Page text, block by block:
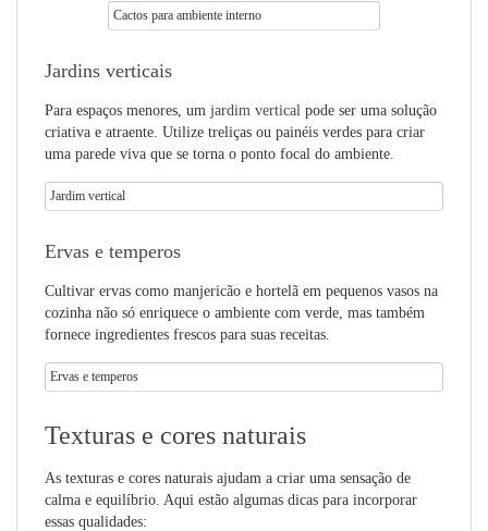
Cactos para ambiente interno
Jardins verticais
Para espaços menores, um jardim vertical pode ser uma solução
criativa e atraente. Utilize treliças ou painéis verdes para criar
uma parede viva que se torna o ponto focal do ambiente.
Jardim vertical
Ervas e temperos
Cultivar ervas como manjericão e hortelã em pequenos vasos na
cozinha não só enriquece o ambiente com verde, mas também
fornece ingredientes frescos para suas receitas.
Ervas e temperos
Texturas e cores naturais
As texturas e cores naturais ajudam a criar uma sensação de
calma e equilíbrio. Aqui estão algumas dicas para incorporar
essas qualidades: